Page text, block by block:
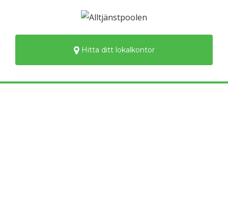
Hitta ditt lokalkontor